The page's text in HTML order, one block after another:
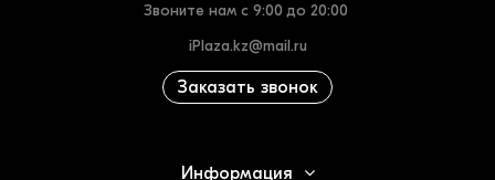
Звоните нам с 9:00 до 20:00
iPlaza.kz@mail.ru
Заказать звонок
Информация